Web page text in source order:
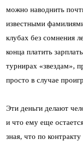
можно наводнить
известными
клубах без сомнения
конца платить
турнирах «звездам»,
просто в случае
Эти деньги делают
и что ему еще
зная, что по